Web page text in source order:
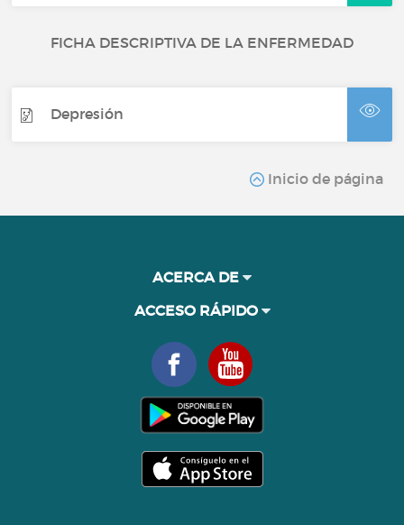
FICHA DESCRIPTIVA DE LA ENFERMEDAD
Depresión
Inicio de página
ACERCA DE
ACCESO RÁPIDO